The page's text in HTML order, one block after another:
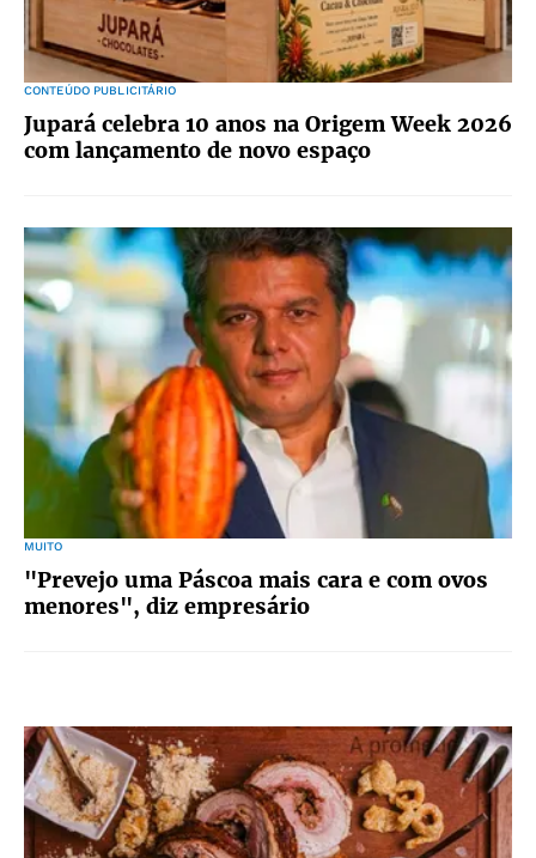
CONTEÚDO PUBLICITÁRIO
Jupará celebra 10 anos na Origem Week 2026
com lançamento de novo espaço
MUITO
"Prevejo uma Páscoa mais cara e com ovos
menores", diz empresário